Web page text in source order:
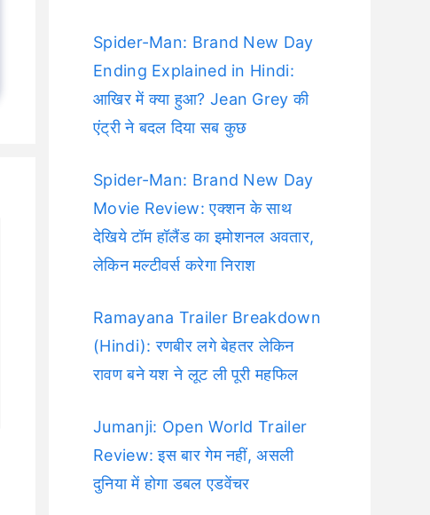
Spider-Man: Brand New Day
Ending Explained in Hindi:
आखिर में क्या हुआ? Jean Grey की
एंट्री ने बदल दिया सब कुछ
Spider-Man: Brand New Day
Movie Review: एक्शन के साथ
देखिये टॉम हॉलैंड का इमोशनल अवतार,
लेकिन मल्टीवर्स करेगा निराश
Ramayana Trailer Breakdown
(Hindi): रणबीर लगे बेहतर लेकिन
रावण बने यश ने लूट ली पूरी महफिल
Jumanji: Open World Trailer
Review: इस बार गेम नहीं, असली
दुनिया में होगा डबल एडवेंचर